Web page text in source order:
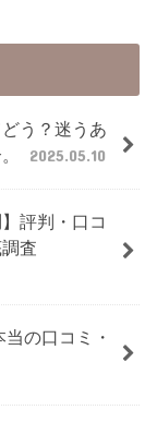
う？迷うあ
2025.05.10
評判・口コ
査
の口コミ・